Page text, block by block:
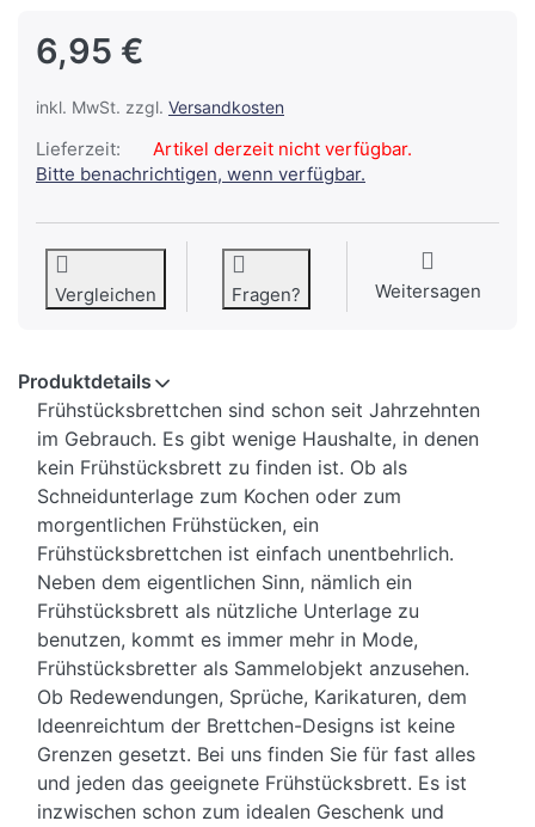
6,95 €
inkl. MwSt. zzgl. Versandkosten
Lieferzeit:
Artikel derzeit nicht verfügbar.
Bitte benachrichtigen, wenn verfügbar.
Vergleichen Fragen? Weitersagen
Produktdetails
Frühstücksbrettchen sind schon seit Jahrzehnten
im Gebrauch. Es gibt wenige Haushalte, in denen
kein Frühstücksbrett zu finden ist. Ob als
Schneidunterlage zum Kochen oder zum
morgentlichen Frühstücken, ein
Frühstücksbrettchen ist einfach unentbehrlich.
Neben dem eigentlichen Sinn, nämlich ein
Frühstücksbrett als nützliche Unterlage zu
benutzen, kommt es immer mehr in Mode,
Frühstücksbretter als Sammelobjekt anzusehen.
Ob Redewendungen, Sprüche, Karikaturen, dem
Ideenreichtum der Brettchen-Designs ist keine
Grenzen gesetzt. Bei uns finden Sie für fast alles
und jeden das geeignete Frühstücksbrett. Es ist
inzwischen schon zum idealen Geschenk und